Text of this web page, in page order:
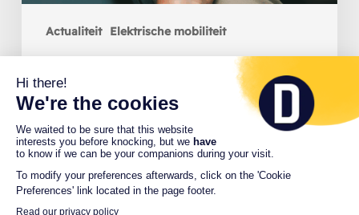
Actualiteit Elektrische mobiliteit
Nieuwe functies op de DRIVECO-app